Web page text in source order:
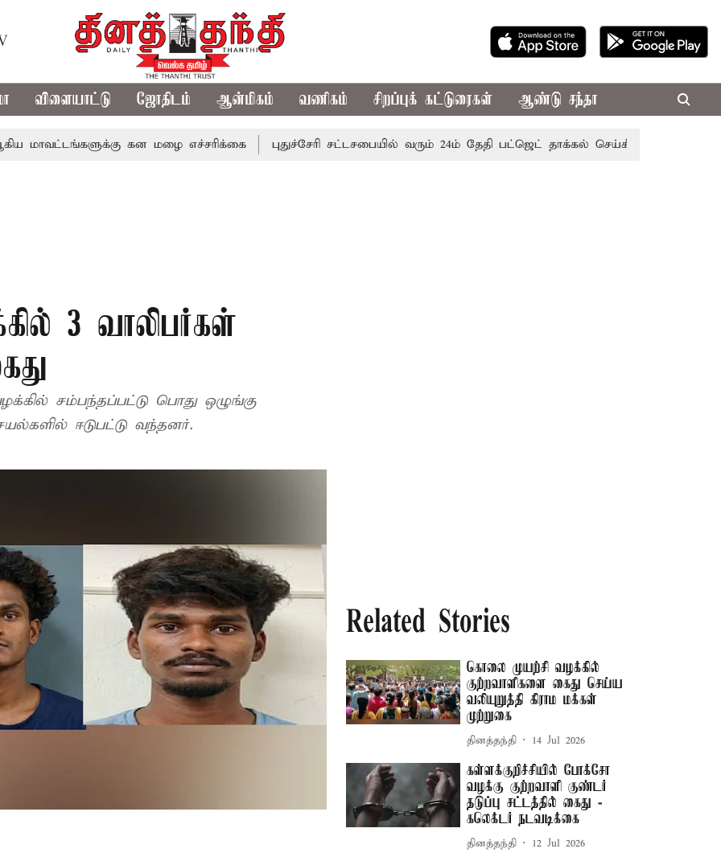
விளையாட்டு ஜோதிடம் ஆன்மிகம் வணிகம் சிறப்புக் கட்டுரைகள் ஆண்டு சந்தா
கன மழை எச்சரிக்கை புதுச்சேரி சட்டசபையில் வரும் 24ம் தேதி பட்ஜெட் தாக்கல் செய்கிறார் முதல்-அமைச்சர்
3 வாலிபர்கள்
சம்பந்தப்பட்டு பொது ஒழுங்கு
ஈடுபட்டு வந்தனர்.
Related Stories
கொலை முயற்சி வழக்கில்
குற்றவாளிகளை கைது செய்ய
வலியுறுத்தி கிராம மக்கள்
முற்றுகை
தினத்தந்தி 14 Jul 2026
கள்ளக்குறிச்சியில் போக்சோ
வழக்கு குற்றவாளி குண்டர்
தடுப்பு சட்டத்தில் கைது -
கலெக்டர் நடவடிக்கை
தினத்தந்தி 12 Jul 2026